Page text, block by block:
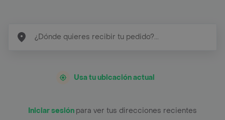
Usa tu ubicación actual
Iniciar sesión para ver tus direcciones recientes